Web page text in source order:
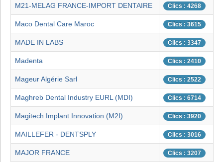
M21-MELAG FRANCE-IMPORT DENTAIRE Clics : 4268
Maco Dental Care Maroc Clics : 3615
MADE IN LABS Clics : 3347
Madenta Clics : 2410
Mageur Algérie Sarl Clics : 2522
Maghreb Dental Industry EURL (MDI) Clics : 6714
Magitech Implant Innovation (M2I) Clics : 3920
MAILLEFER - DENTSPLY Clics : 3016
MAJOR FRANCE Clics : 3207